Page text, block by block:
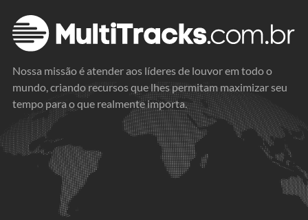
Nossa missão é atender aos líderes de louvor em todo o
mundo, criando recursos que lhes permitam maximizar seu
tempo para o que realmente importa.